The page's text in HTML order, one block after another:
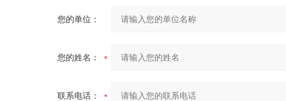
您的单位：
您的姓名：
联系电话：